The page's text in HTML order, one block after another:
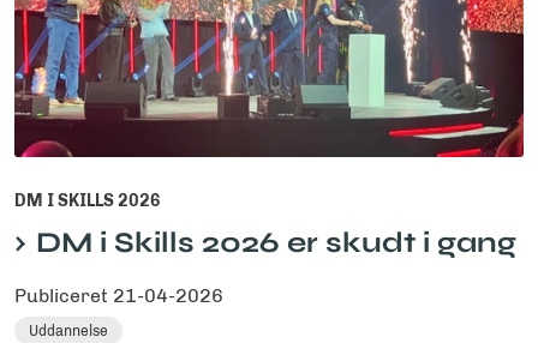
DM I SKILLS 2026
DM i Skills 2026 er skudt i gang
Publiceret 21-04-2026
Uddannelse